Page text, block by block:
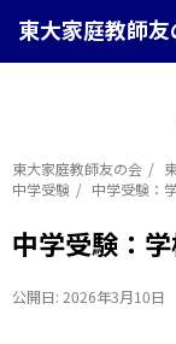
東大家庭教師
東大家庭教師友の会
中学受験
中学受験：
中学受験：
公開日: 2026年3月10日